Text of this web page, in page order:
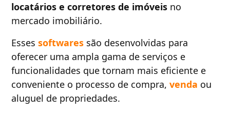
locatários e corretores de imóveis no
mercado imobiliário.
Essessoftwares são desenvolvidas para
oferecer uma ampla gama de serviços e
funcionalidades que tornam mais eficiente e
conveniente o processo de compra,venda ou
aluguel de propriedades.